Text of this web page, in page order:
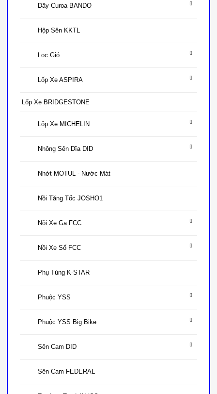
Dây Curoa BANDO
Hộp Sên KKTL
Lọc Gió
Lốp Xe ASPIRA
Lốp Xe BRIDGESTONE
Lốp Xe MICHELIN
Nhông Sên Dĩa DID
Nhớt MOTUL - Nước Mát
Nồi Tăng Tốc JOSHO1
Nồi Xe Ga FCC
Nồi Xe Số FCC
Phụ Tùng K-STAR
Phuộc YSS
Phuộc YSS Big Bike
Sên Cam DID
Sên Cam FEDERAL